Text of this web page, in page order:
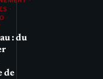
: du
de